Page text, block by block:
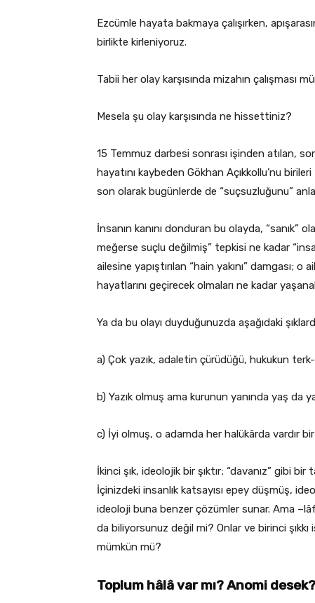
Ezcümle hayata bakmaya çalışırken,
birlikte kirleniyoruz.
Tabii her olay karşısında mizahın çalışması
Mesela şu olay karşısında ne hissettiniz?
15 Temmuz darbesi sonrası işinden atılan,
hayatını kaybeden Gökhan Açıkkollu’nu
son olarak bugünlerde de “suçsuzluğunu”
İnsanın kanını donduran bu olayda, “sanık”
meğerse suçlu değilmiş” tepkisi ne kadar
ailesine yapıştırılan “hain yakını”
hayatlarını geçirecek olmaları ne kadar
Ya da bu olayı duyduğunuzda aşağıdaki
a) Çok yazık, adaletin çürüdüğü, hukukun
b) Yazık olmuş ama kurunun yanında yaş da
c) İyi olmuş, o adamda her halükârda vardır
İkinci şık, ideolojik bir şıktır; “davanız” gibi
İçinizdeki insanlık katsayısı epey düşmüş,
ideoloji buna benzer çözümler sunar. Ama
da biliyorsunuz değil mi? Onlar ve birinci
mümkün mü?
Toplum hâlâ var mı? Anomi desek?